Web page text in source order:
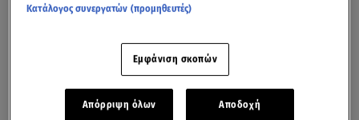
Κατάλογος συνεργατών (προμηθευτές)
Εμφάνιση σκοπών
Απόρριψη όλων Αποδοχή